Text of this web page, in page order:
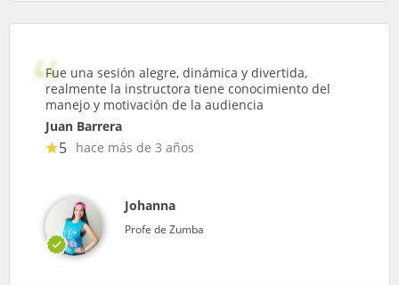
Fue una sesión alegre, dinámica y divertida,
realmente la instructora tiene conocimiento del
manejo y motivación de la audiencia
Juan Barrera
5 hace más de 3 años
Johanna
Profe de Zumba